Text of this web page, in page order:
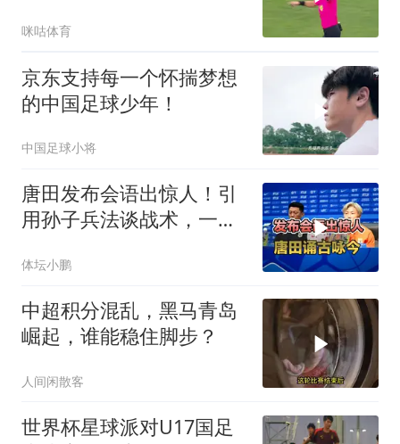
咪咕体育
京东支持每一个怀揣梦想
的中国足球少年！
中国足球小将
唐田发布会语出惊人！引
用孙子兵法谈战术，一番
体坛小鹏
中超积分混乱，黑马青岛
崛起，谁能稳住脚步？
人间闲散客
世界杯星球派对U17国足